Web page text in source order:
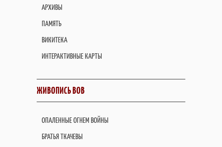
АРХИВЫ
ПАМЯТЬ
ВИКИТЕКА
ИНТЕРАКТИВНЫЕ КАРТЫ
ЖИВОПИСЬ ВОВ
ОПАЛЕННЫЕ ОГНЕМ ВОЙНЫ
БРАТЬЯ ТКАЧЕВЫ